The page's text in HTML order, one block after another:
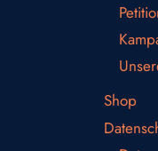
Shop